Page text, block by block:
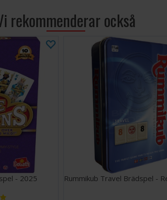
Antal spelare: 2-
Ålder: 7+
Speltid: 10-30
Språk: Svenska
rekommenderar också
- 2025 Rummikub Travel Brädspel -